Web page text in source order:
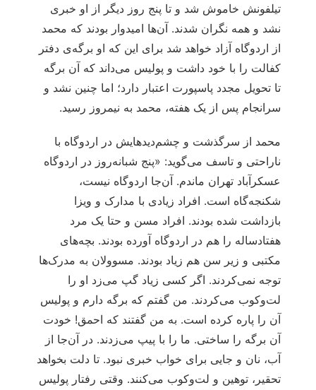
تیلفونش خاموش شد و تا پنج روز دیگر از او خبری
نشد و همه نگران شدند. آن‌ها امیدوار بودند که محمد
از اردوگاه آزاد خواهد شد برای این که او برگه‌ی دفتر
کفالت را با خود داشت و پولیس می‌داند که آن برگه
تا تحویل مجدد پاسپورت اعتبار دارد؛ اما چنین نشد و
سرانجام پس از یک هفته، محمد به نیمروز رسید.
محمد از سرگذشت و چشم‌دیدهایش در اردوگاه با
ناراحتی و تاسف می‌گوید: «پنج شبانه‌روز در اردوگاه
عسکرآباد تهران ماندم. آن‌جا اردوگاه نیست،
شکنجه‌گاه است. افراد زیادی با مدارک و ویزا
بازداشت شده بودند. افراد مسن و حتا یک مرد
هفتادساله را هم در اردوگاه آورده بودند. بچه‌های
مکتبی و زیر سن هم زیاد بودند. مسوولان به مدرک‌ها
توجه نمی‌کردند. اگر کسی زیاد گپ می‌زد او را
لت‌وکوب می‌کردند. من گفتم که برگه‌ دارم و پولیس
آن را پاره کرده است. به من گفتند که احمق! خودت
آن برگه را ساختی. ما را با پیپ می‌زدند. در آن‌جا از
آب، نان و جایی برای خواب خبری نبود. تا دلت بخواهد
تحقیر، توهین و لت‌وکوب می‌کنند. وقتی رفتار پولیس